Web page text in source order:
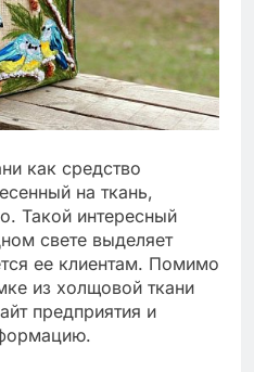
как средство
на ткань,
Такой интересный
свете выделяет
ее клиентам. Помимо
из холщовой ткани
предприятия и